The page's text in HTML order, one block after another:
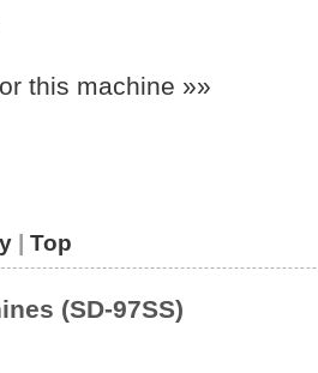
this machine »»
| Top
(SD-97SS)